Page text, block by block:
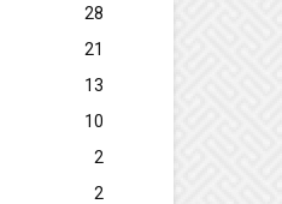
28
21
13
10
2
2